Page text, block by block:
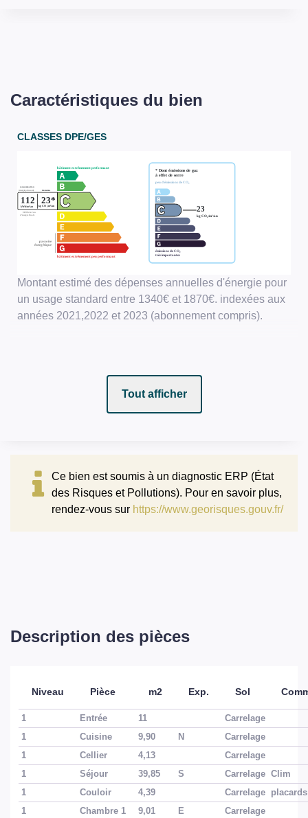
Caractéristiques du bien
CLASSES DPE/GES
Montant estimé des dépenses annuelles d'énergie pour
un usage standard entre 1340€ et 1870€. indexées aux
années 2021,2022 et 2023 (abonnement compris).
Tout afficher
Ce bien est soumis à un diagnostic ERP (État
des Risques et Pollutions). Pour en savoir plus,
rendez-vous sur https://www.georisques.gouv.fr/
Description des pièces
Niveau Pièce m2 Exp. Sol
1 Entrée 11
Carrelage
1
Cuisine 9,90 N
Carrelage
1
Cellier 4,13
Carrelage
1
Séjour 39,85 S Carrelage Clim
1
Couloir 4,39 Carrelage
1
Chambre 1 9,01 E
Carrelage